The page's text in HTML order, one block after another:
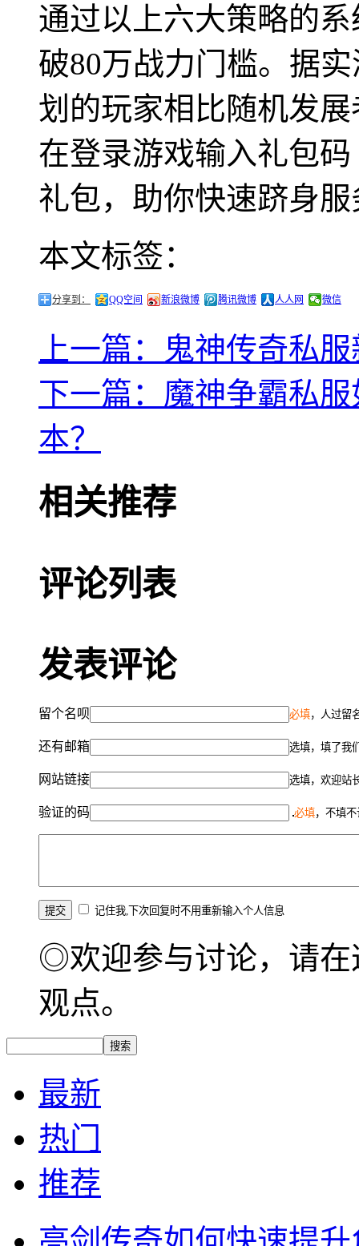
通过以上六大策略的
破80万战力门槛。据
划的玩家相比随机发
在登录游戏输入礼包
礼包，助你快速跻身
本文标签：
分享到： QQ空间 新浪微博 腾讯微博 人人网 微信
上一篇：鬼神传奇私
下一篇：魔神争霸私
本？
相关推荐
评论列表
发表评论
留个名呗 必填，人过留
还有邮箱 选填，填了我
网站链接 选填，欢迎站
验证的码 必填，不填
记住我,下次回复时不用重新输入个人信息
◎欢迎参与讨论，请在
观点。
最新
热门
推荐